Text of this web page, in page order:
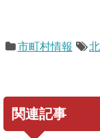
市町村情報
関連記事